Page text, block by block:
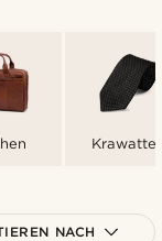
NACH